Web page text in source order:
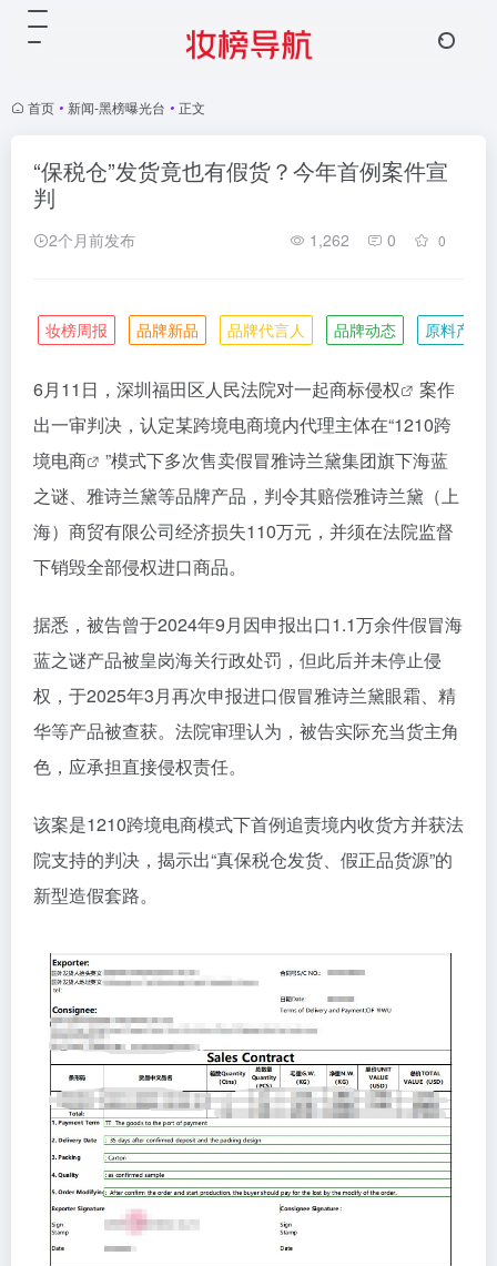
首页 • 新闻-黑榜曝光台 • 正文
“保税仓”发货竟也有假货？今年首例案件宣
判
2个月前发布 1,262 0 0
妆榜周报 品牌新品 品牌代言人 品牌动态 原料产业
6月11日，深圳福田区人民法院对一起商标侵权
案作
出一审判决，认定某跨境电商境内代理主体在“1210跨
境电商
”模式下多次售卖假冒雅诗兰黛集团旗下海蓝
之谜、雅诗兰黛等品牌产品，判令其赔偿雅诗兰黛（上
海）商贸有限公司经济损失110万元，并须在法院监督
下销毁全部侵权进口商品。
据悉，被告曾于2024年9月因申报出口1.1万余件假冒海
蓝之谜产品被皇岗海关行政处罚，但此后并未停止侵
权，于2025年3月再次申报进口假冒雅诗兰黛眼霜、精
华等产品被查获。法院审理认为，被告实际充当货主角
色，应承担直接侵权责任。
该案是1210跨境电商模式下首例追责境内收货方并获法
院支持的判决，揭示出“真保税仓发货、假正品货源”的
新型造假套路。